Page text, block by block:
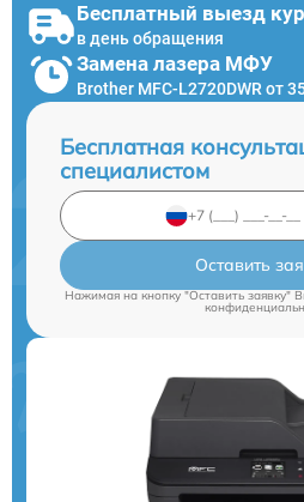
Бесплатный выезд
в день обращения
Замена лазера МФУ
Brother MFC-L2720DWR от
Бесплатная
специалистом
Оставить
Нажимая на кнопку "Оставить заявку"